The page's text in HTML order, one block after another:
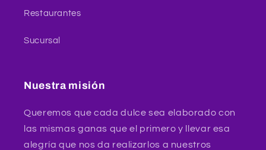
Restaurantes
Sucursal
Nuestra misión
Queremos que cada dulce sea elaborado con
las mismas ganas que el primero y llevar esa
alegría que nos da realizarlos a nuestros